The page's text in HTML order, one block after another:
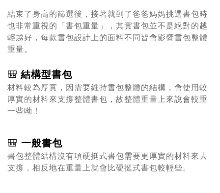
結束了身高的篩選後，接著就到了爸爸媽媽挑選書包時
也非常重視的「書包重量」，其實書包並不是絕對的越
輕越好，每款書包設計上的面料不同皆會影響書包整體
重量。
🎒 結構型書包
材料較為厚實，因需要維持書包整體的結構，會使用較
厚實的材料來支撐整體書包，故整體重量上來說會較重
一些呦！
🎒 一般書包
書包整體結構沒有項硬挺式書包需要更厚實的材料來去
支撐，相反地在重量上就會比硬挺式書包較輕些。